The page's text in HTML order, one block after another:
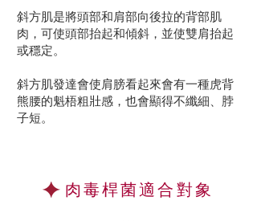
斜方肌是將頭部和肩部向後拉的背部肌
肉，可使頭部抬起和傾斜，並使雙肩抬起
或穩定。
斜方肌發達會使肩膀看起來會有一種虎背
熊腰的魁梧粗壯感，也會顯得不纖細、脖
子短。
肉毒桿菌適合對象